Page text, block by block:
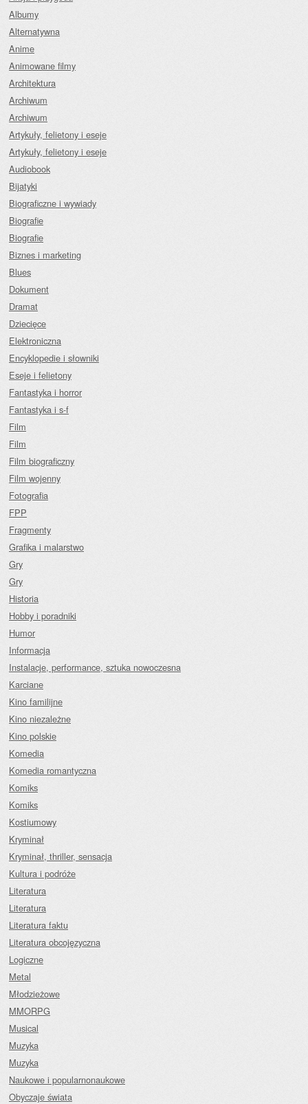
Albumy
Alternatywna
Anime
Animowane filmy
Architektura
Archiwum
Archiwum
Artykuły, felietony i eseje
Artykuły, felietony i eseje
Audiobook
Bijatyki
Biograficzne i wywiady
Biografie
Biografie
Biznes i marketing
Blues
Dokument
Dramat
Dziecięce
Elektroniczna
Encyklopedie i słowniki
Eseje i felietony
Fantastyka i horror
Fantastyka i s-f
Film
Film
Film biograficzny
Film wojenny
Fotografia
FPP
Fragmenty
Grafika i malarstwo
Gry
Gry
Historia
Hobby i poradniki
Humor
Informacja
Instalacje, performance, sztuka nowoczesna
Karciane
Kino familijne
Kino niezależne
Kino polskie
Komedia
Komedia romantyczna
Komiks
Komiks
Kostiumowy
Kryminał
Kryminał, thriller, sensacja
Kultura i podróże
Literatura
Literatura
Literatura faktu
Literatura obcojęzyczna
Logiczne
Metal
Młodzieżowe
MMORPG
Musical
Muzyka
Muzyka
Naukowe i popularnonaukowe
Obyczaje świata